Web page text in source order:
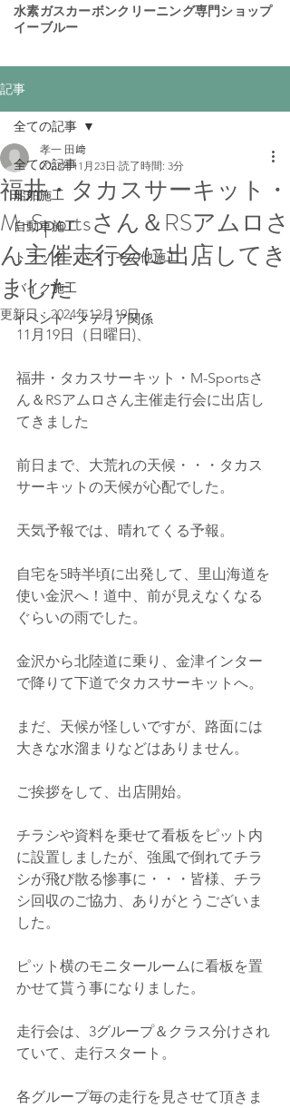
​水素ガスカーボンクリーニング専門ショップ
イーブルー
記事
全ての記事
船舶施工
自動車施工
トラック・バス・その他施工
バイク施工
イベント・メディア関係
全ての記事
福井・タカスサーキット・
M-Sportsさん＆RSアムロさ
ん主催走行会に出店してき
ました
孝一 田﨑
2023年11月23日 読了時間: 3分
更新日：2024年12月19日
11月19日（日曜日)、
福井・タカスサーキット・M-Sportsさ
ん＆RSアムロさん主催走行会に出店し
てきました
前日まで、大荒れの天候・・・タカス
サーキットの天候が心配でした。
天気予報では、晴れてくる予報。
自宅を5時半頃に出発して、里山海道を
使い金沢へ！道中、前が見えなくなる
ぐらいの雨でした。
金沢から北陸道に乗り、金津インター
で降りて下道でタカスサーキットへ。
まだ、天候が怪しいですが、路面には
大きな水溜まりなどはありません。
ご挨拶をして、出店開始。
チラシや資料を乗せて看板をピット内
に設置しましたが、強風で倒れてチラ
シが飛び散る惨事に・・・皆様、チラ
シ回収のご協力、ありがとうございま
した。
ピット横のモニタールームに看板を置
かせて貰う事になりました。
走行会は、3グループ＆クラス分けされ
ていて、走行スタート。
各グループ毎の走行を見させて頂きま